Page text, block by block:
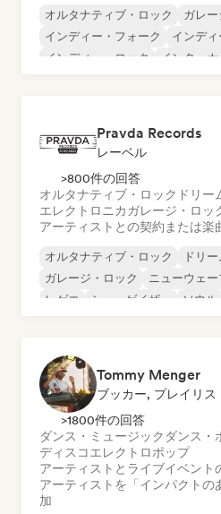
オルタナティブ・ロック
ガレー
インディー・フォーク
インデ
インディー・ロック
インター
Pravda Records
レーベル
>800件の回答
オルタナティブ・ロック ドリー
エレクトロニカガレージ・ロッ
アーティストとの契約または楽
オルタナティブ・ロック
ドリ
ガレージ・ロック
ニューウェー
レゲエ
シューゲイザー ソウル
Tommy Menger
ブッカー, プレイリス
>1800件の回答
ダンス・ミュージック ダンス・
ディスコエレクトロポップ
アーティストとライブイベント
アーティストを「インパクトの
加